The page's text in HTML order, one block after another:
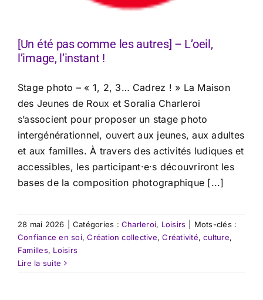
[Un été pas comme les autres] – L’oeil,
l’image, l’instant !
Stage photo – « 1, 2, 3… Cadrez ! » La Maison
des Jeunes de Roux et Soralia Charleroi
s’associent pour proposer un stage photo
intergénérationnel, ouvert aux jeunes, aux adultes
et aux familles. À travers des activités ludiques et
accessibles, les participant·e·s découvriront les
bases de la composition photographique [...]
28 mai 2026 Catégories :Charleroi, Loisirs
Mots-clés :
Confiance en soi,Création collective,Créativité,culture,
Familles, Loisirs
Lire la suite